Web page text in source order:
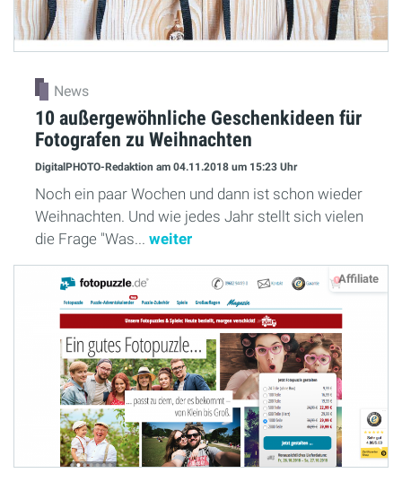
News
10 außergewöhnliche Geschenkideen für
Fotografen zu Weihnachten
DigitalPHOTO-Redaktion am 04.11.2018 um 15:23 Uhr
Noch ein paar Wochen und dann ist schon wieder
Weihnachten. Und wie jedes Jahr stellt sich vielen
die Frage "Was... weiter
Affiliate